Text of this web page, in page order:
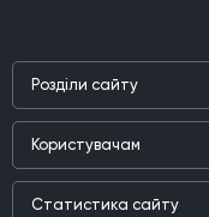
Роздiли сайту
Наука
Практика
Користувачам
Реєстр користувачiв
Статистика сайту